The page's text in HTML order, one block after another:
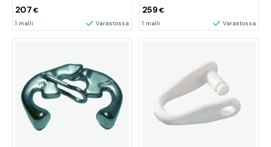
207 €
1 malli Varastossa
259 €
1 malli Varastossa